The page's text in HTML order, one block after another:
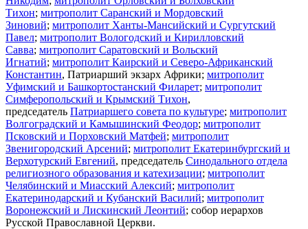
Тихон; митрополит Саранский и Мордовский
Зиновий; митрополит Ханты-Мансийский и Сургутский
Павел; митрополит Вологодский и Кирилловский
Савва; митрополит Саратовский и Вольский
Игнатий; митрополит Каирский и Северо-Африканский
Константин, Патриарший экзарх Африки; митрополит
Уфимский и Башкортостанский Филарет; митрополит
Симферопольский и Крымский Тихон,
председатель Патриаршего совета по культуре; митрополит
Волгоградский и Камышинский Феодор; митрополит
Псковский и Порховский Матфей; митрополит
Звенигородский Арсений; митрополит Екатеринбургский и
Верхотурский Евгений, председатель Синодального отдела
религиозного образования и катехизации; митрополит
Челябинский и Миасский Алексий; митрополит
Екатеринодарский и Кубанский Василий; митрополит
Воронежский и Лискинский Леонтий; собор иерархов
Русской Православной Церкви.